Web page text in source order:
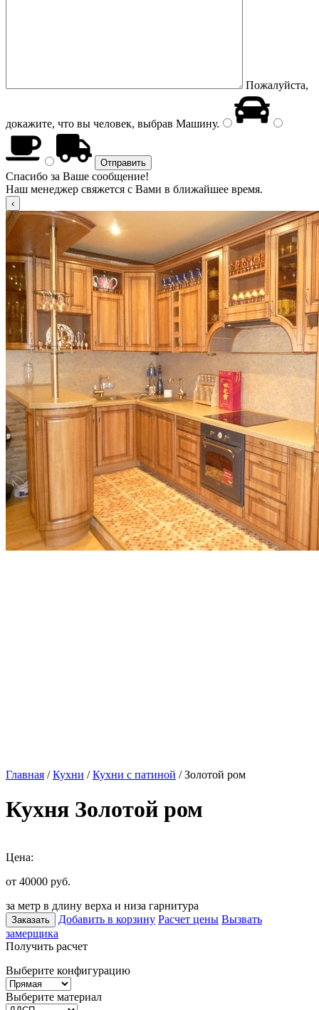
Пожалуйста,
докажите, что вы человек, выбрав Машину.
Спасибо за Ваше сообщение!
Наш менеджер свяжется с Вами в ближайшее время.
Главная /Кухни /Кухни с патиной / Золотой ром
Кухня Золотой ром
Цена:
от 40000 руб.
за метр в длину верха и низа гарнитура
Заказать Добавить в корзину Расчет цены Вызвать
замерщика
Получить расчет
Выберите конфигурацию
Выберите материал